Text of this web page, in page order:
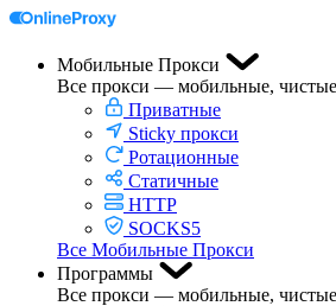
Мобильные Прокси
Все прокси — мобильные,
Приватные
Sticky прокси
Ротационные
Статичные
HTTP
SOCKS5
Все Мобильные Прокси
Программы
Все прокси — мобильные,